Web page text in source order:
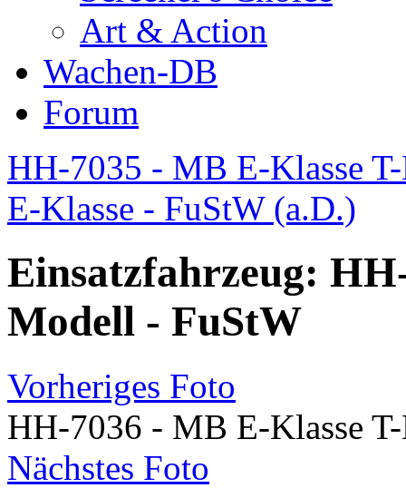
Art & Action
Wachen-DB
Forum
HH-7035 - MB E-Klasse
E-Klasse - FuStW (a.D.)
Einsatzfahrzeug:
Modell - FuStW
Vorheriges Foto
HH-7036 - MB E-Klasse
Nächstes Foto